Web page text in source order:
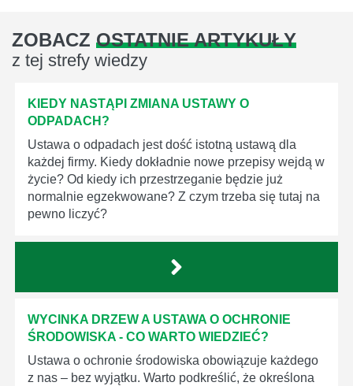
ZOBACZ OSTATNIE ARTYKUŁY
z tej strefy wiedzy
KIEDY NASTĄPI ZMIANA USTAWY O
ODPADACH?
Ustawa o odpadach jest dość istotną ustawą dla
każdej firmy. Kiedy dokładnie nowe przepisy wejdą w
życie? Od kiedy ich przestrzeganie będzie już
normalnie egzekwowane? Z czym trzeba się tutaj na
pewno liczyć?
WYCINKA DRZEW A USTAWA O OCHRONIE
ŚRODOWISKA - CO WARTO WIEDZIEĆ?
Ustawa o ochronie środowiska obowiązuje każdego
z nas – bez wyjątku. Warto podkreślić, że określona